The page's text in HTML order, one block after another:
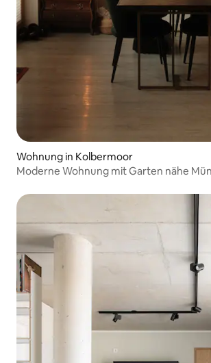
Wohnung in Kolbermoor
Moderne Wohnung mit Garten nähe